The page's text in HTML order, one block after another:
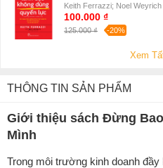
Keith Ferrazzi; Noel Weyrich
100.000 ₫
125.000 ₫ -20%
Xem
THÔNG TIN SẢN PHẨM
Giới thiệu sách Đừng
Mình
Trong môi trường kinh doanh đầy